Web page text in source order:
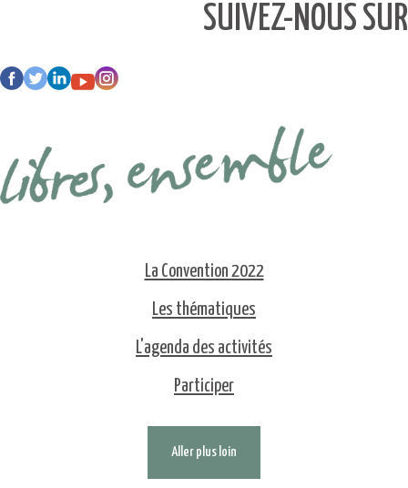
SUIVEZ-NOUS SUR
La Convention 2022
Les thématiques
L'agenda des activités
Participer
Aller plus loin